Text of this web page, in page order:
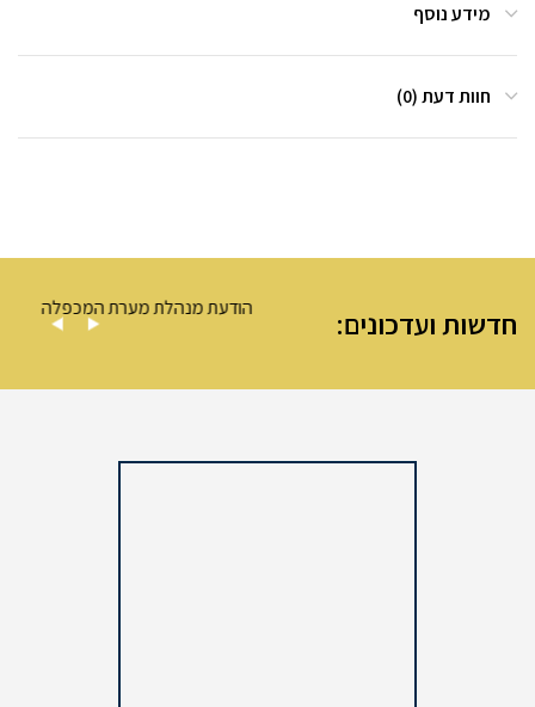
מידע נוסף
חוות דעת (0)
חדשות ועדכונים: הודעת מנהלת מערת המכפלה